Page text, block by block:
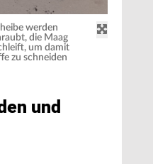
werden
die Maag
um damit
zu schneiden
und